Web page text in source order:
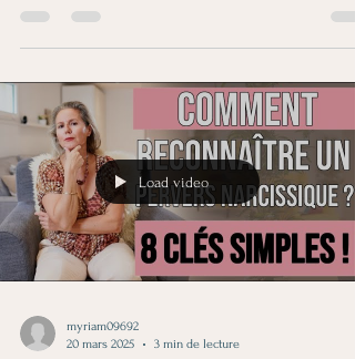
Load video
myriam09692
20 mars 2025
3 min de lecture